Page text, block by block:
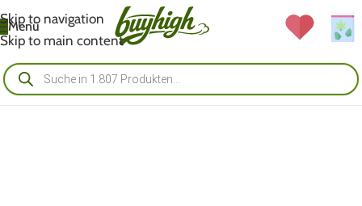
Skip to navigation
Skip to main content
Menü